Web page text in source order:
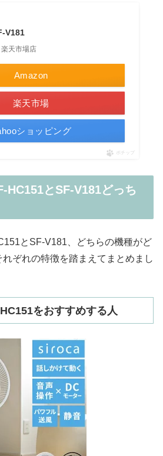
V181
天市場店
Amazon
楽天市場
ショッピング
ポチップ
HC151とSF-V181どっち
とSF-V181、どちらの機種がど
ぞれの特徴を踏まえてまとめまし
をおすすめする人